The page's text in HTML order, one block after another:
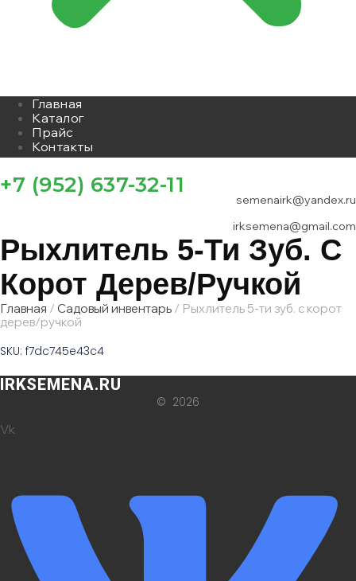
Главная
Каталог
Прайс
Контакты
+7 (952) 637-32-11
semenairk@yandex.ru
irksemena@gmail.com
Рыхлитель 5-Ти Зуб. С
Корот Дерев/ручкой
Главная / Садовый инвентарь / Рыхлитель 5-ти зуб. с корот
дерев/ручкой
SKU: f7dc745e43c4
IRKSEMENA.RU
© 2026
Vk